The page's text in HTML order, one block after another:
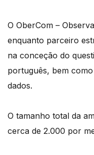
O OberCom –
enquanto parceiro
na conceção do
português, bem
dados.
O tamanho total da
cerca de 2.000 por